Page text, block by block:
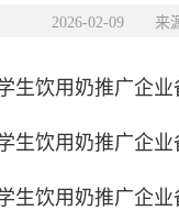
2026-02-09
生饮用奶推广企业
生饮用奶推广企业
生饮用奶推广企业